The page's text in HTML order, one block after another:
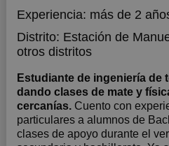
Experiencia: más de 2
Distrito: Estación de
otros distritos
Estudiante de ingeniería de
dando clases de mate y
cercanías. Cuento con
particulares a alumnos de
clases de apoyo durante el